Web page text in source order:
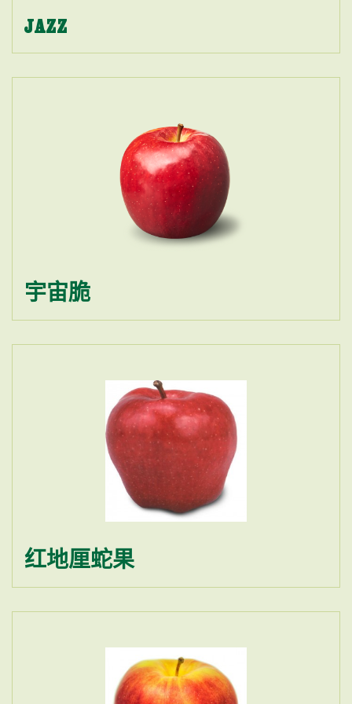
JAZZ
宇宙脆
红地厘蛇果